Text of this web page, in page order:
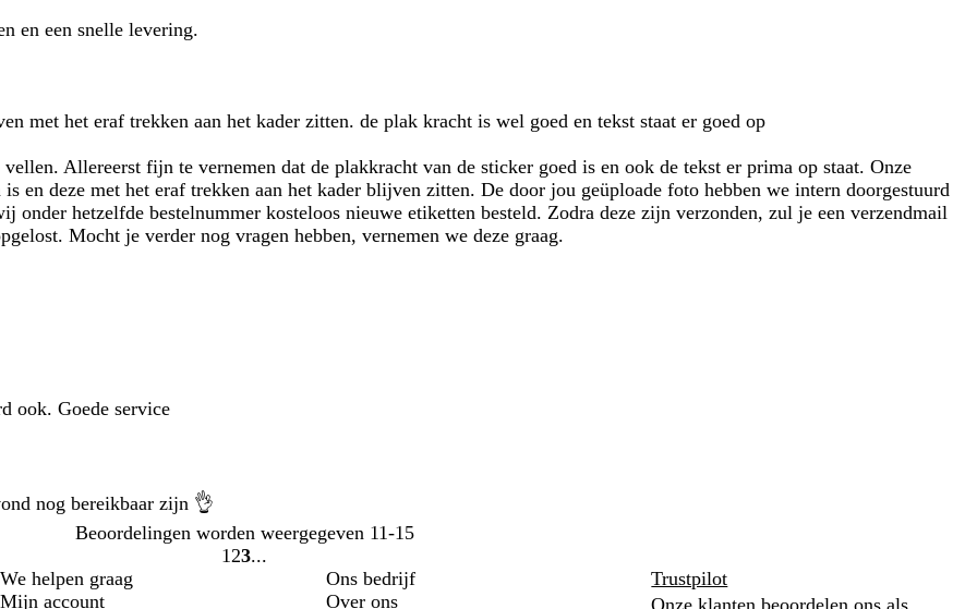
en een snelle levering.
met het eraf trekken aan het kader zitten. de plak kracht is wel goed en tekst staat er goed op
Allereerst fijn te vernemen dat de plakkracht van de sticker goed is en ook de tekst er prima op staat. Onze
en deze met het eraf trekken aan het kader blijven zitten. De door jou geüploade foto hebben we intern doorgestuurd
onder hetzelfde bestelnummer kosteloos nieuwe etiketten besteld. Zodra deze zijn verzonden, zul je een verzendmail
Mocht je verder nog vragen hebben, vernemen we deze graag.
ook. Goede service
nog bereikbaar zijn 👌
Beoordelingen worden weergegeven 11-15
Naar
1 Naar
2 Naar
3
We helpen graag
Mijn account
Ons bedrijf
Over ons
Trustpilot
Onze klanten beoordelen ons als